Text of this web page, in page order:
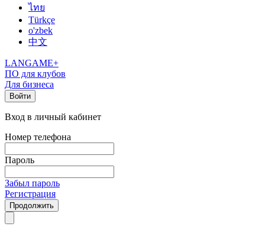
ไทย
Türkçe
o'zbek
中文
LANGAME+
ПО для клубов
Для бизнеса
Войти
Вход в личный кабинет
Номер телефона
Пароль
Забыл пароль
Регистрация
Продолжить